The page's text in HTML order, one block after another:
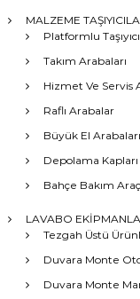
MALZEME
Platformlu
Takım Arabaları
Hizmet Ve Servis
Raflı Arabalar
Büyük El Arabaları
Depolama Kapları
Bahçe Bakım
LAVABO
Tezgah Üstü
Duvara Monte
Duvara Monte